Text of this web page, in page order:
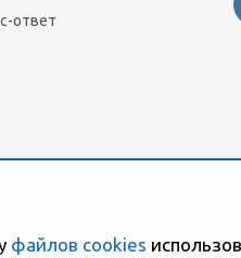
файлов cookies
ответ